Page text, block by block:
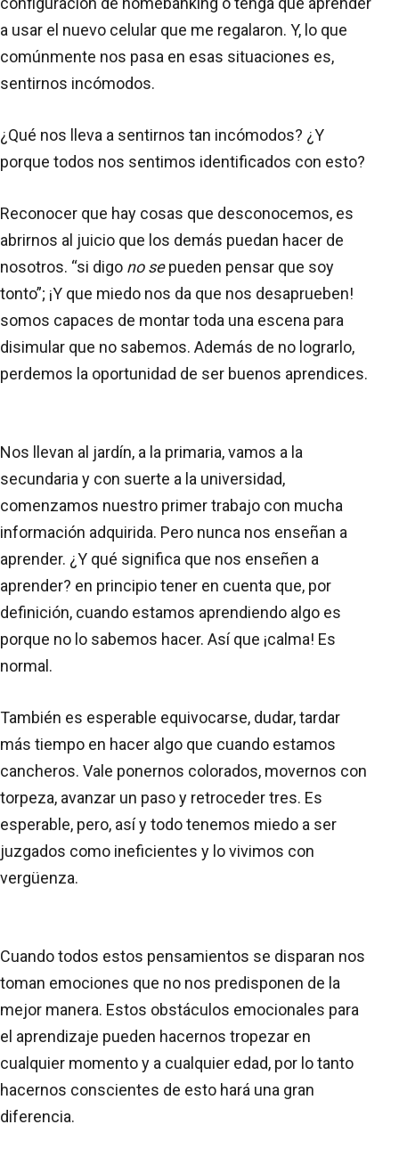
a usar el nuevo celular que me regalaron. Y, lo que
comúnmente nos pasa en esas situaciones es,
sentirnos incómodos.
¿Qué nos lleva a sentirnos tan incómodos? ¿Y
porque todos nos sentimos identificados con esto?
Reconocer que hay cosas que desconocemos, es
abrirnos al juicio que los demás puedan hacer de
nosotros. “si digo no sepueden pensar que soy
tonto”; ¡Y que miedo nos da que nos desaprueben!
somos capaces de montar toda una escena para
disimular que no sabemos. Además de no lograrlo,
perdemos la oportunidad de ser buenos aprendices.
Nos llevan al jardín, a la primaria, vamos a la
secundaria y con suerte a la universidad,
comenzamos nuestro primer trabajo con mucha
información adquirida. Pero nunca nos enseñan a
aprender. ¿Y qué significa que nos enseñen a
aprender? en principio tener en cuenta que, por
definición, cuando estamos aprendiendo algo es
porque no lo sabemos hacer. Así que ¡calma! Es
normal.
También es esperable equivocarse, dudar, tardar
más tiempo en hacer algo que cuando estamos
cancheros. Vale ponernos colorados, movernos con
torpeza, avanzar un paso y retroceder tres. Es
esperable, pero, así y todo tenemos miedo a ser
juzgados como ineficientes y lo vivimos con
vergüenza.
Cuando todos estos pensamientos se disparan nos
toman emociones que no nos predisponen de la
mejor manera. Estos obstáculos emocionales para
el aprendizaje pueden hacernos tropezar en
cualquier momento y a cualquier edad, por lo tanto
hacernos conscientes de esto hará una gran
diferencia.